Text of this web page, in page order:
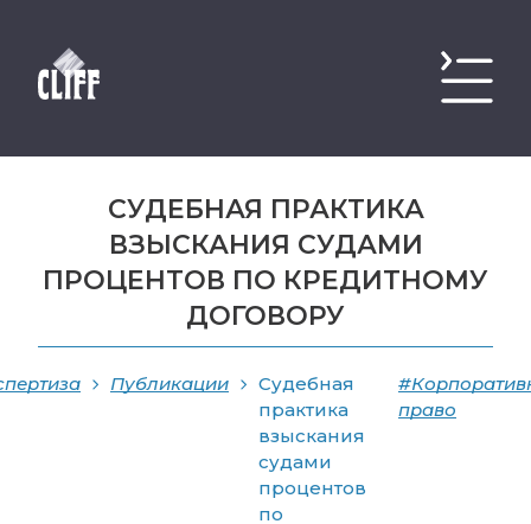
СУДЕБНАЯ ПРАКТИКА
ВЗЫСКАНИЯ СУДАМИ
ПРОЦЕНТОВ ПО КРЕДИТНОМУ
ДОГОВОРУ
Публикации
Судебная
практика
взыскания
судами
процентов
по
право